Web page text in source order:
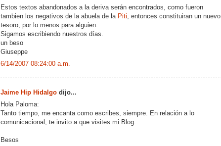
Estos textos abandonados a la deriva serán encontrados, como fueron
tambien los negativos de la abuela de la Piti , entonces constituiran un nuevo
tesoro, por lo menos para alguien.
Sigamos escribiendo nuestros días.
un beso
Giuseppe
6/14/2007 08:24:00 a.m.
Jaime Hip Hidalgo dijo...
Hola Paloma:
Tanto tiempo, me encanta como escribes, siempre. En relación a lo
comunicacional, te invito a que visites mi Blog.
Besos